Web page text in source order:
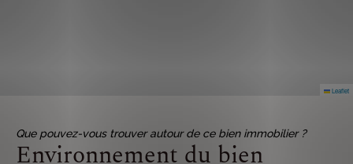
Leaflet
Que pouvez-vous trouver autour de ce bien immobilier ?
Environnement du bien